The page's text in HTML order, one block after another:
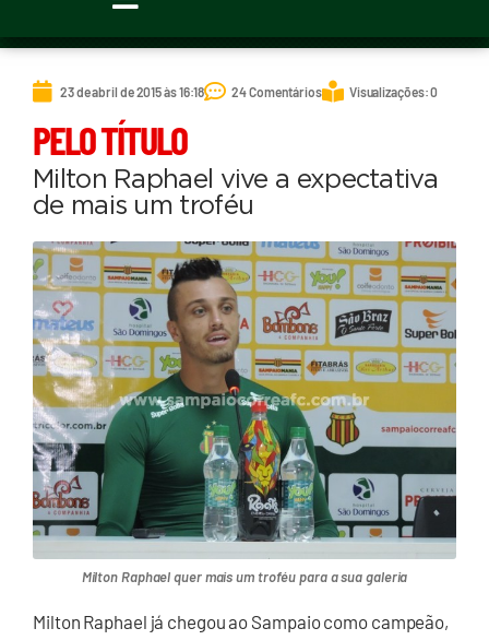
23 de abril de 2015 às 16:18 24 Comentários Visualizações: 0
PELO TÍTULO
Milton Raphael vive a expectativa
de mais um troféu
Milton Raphael quer mais um troféu para a sua galeria
Milton Raphael já chegou ao Sampaio como campeão,